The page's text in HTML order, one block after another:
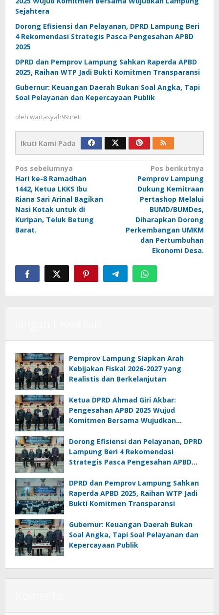
Sejahtera
Dorong Efisiensi dan Pelayanan, DPRD Lampung Beri
4 Rekomendasi Strategis Pasca Pengesahan APBD
2025
DPRD dan Pemprov Lampung Sahkan Raperda APBD
2025, Raihan WTP Jadi Bukti Komitmen Transparansi
Gubernur: Keuangan Daerah Bukan Soal Angka, Tapi
Soal Pelayanan dan Kepercayaan Publik
oleh wartasyah99.net
Ikuti Kami Pada
Navigasi
pos
Pos sebelumnya
Hari ke-8 Ramadhan
1442, Ketua LKKS Ibu
Riana Sari Arinal Bagikan
Nasi Kotak untuk di
Kuripan, Teluk Betung
Barat.
Pos berikutnya
Pemprov Lampung
Dukung Kemitraan
Pertashop Melalui
BUMD/BUMDes,
Diharapkan Dorong
Perkembangan UMKM
dan Pertumbuhan
Ekonomi Desa.
Pemprov Lampung Siapkan Arah
Kebijakan Fiskal 2026-2027 yang
Realistis dan Berkelanjutan
Ketua DPRD Ahmad Giri Akbar:
Pengesahan APBD 2025 Wujud
Komitmen Bersama Wujudkan
Dorong Efisiensi dan Pelayanan, DPRD
Lampung Beri 4 Rekomendasi
Strategis Pasca Pengesahan APBD
DPRD dan Pemprov Lampung Sahkan
Raperda APBD 2025, Raihan WTP Jadi
Bukti Komitmen Transparansi
Gubernur: Keuangan Daerah Bukan
Soal Angka, Tapi Soal Pelayanan dan
Kepercayaan Publik